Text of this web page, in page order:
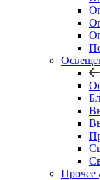
Прочее